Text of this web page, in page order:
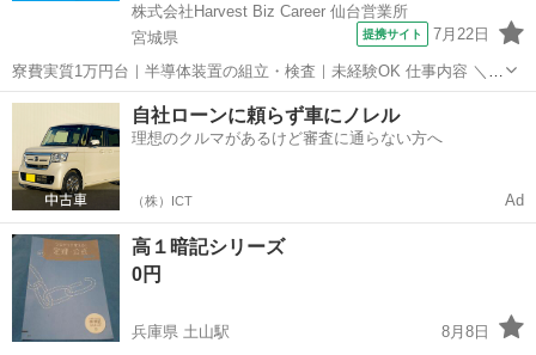
株式会社Harvest Biz Career 仙台営業所
宮城県
提携サイト 7月22日
寮費実質1万円台｜半導体装置の組立・検査｜未経験OK 仕事内容 ＼半
導体製造装置の組立・検査スタッフ／ 大手メーカー工場内で、半導体
をつくるための装置を組み立てる仕事です。 タブレットや図面を確認
しながら、ドライバ...
宮城 その他
自社ローンに頼らず車にノレル
理想のクルマがあるけど審査に通らない方へ
（株）ICT Ad
高１暗記シリーズ
0円
兵庫県 土山駅
8月8日